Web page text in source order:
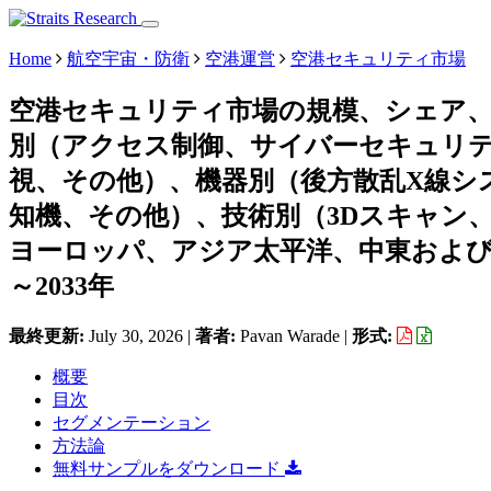
Home 航空宇宙・防衛 空港運営 空港セキュリティ市場
空港セキュリティ市場の規模、シェア
別（アクセス制御、サイバーセキュリ
視、その他）、機器別（後方散乱X線
知機、その他）、技術別（3Dスキャン
ヨーロッパ、アジア太平洋、中東およ
～2033年
最終更新: July 30, 2026 | 著者: Pavan Warade | 形式:
概要
目次
セグメンテーション
方法論
無料サンプルをダウンロード